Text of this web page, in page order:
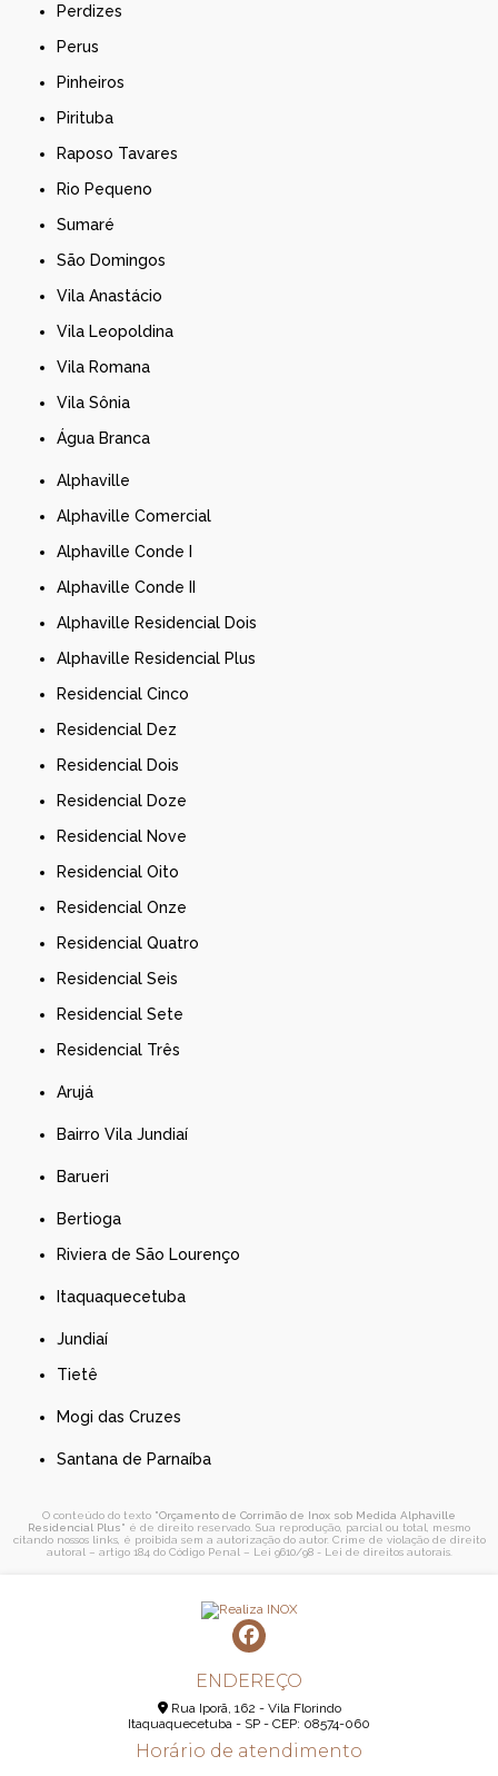
Perdizes
Perus
Pinheiros
Pirituba
Raposo Tavares
Rio Pequeno
Sumaré
São Domingos
Vila Anastácio
Vila Leopoldina
Vila Romana
Vila Sônia
Água Branca
Alphaville
Alphaville Comercial
Alphaville Conde I
Alphaville Conde II
Alphaville Residencial Dois
Alphaville Residencial Plus
Residencial Cinco
Residencial Dez
Residencial Dois
Residencial Doze
Residencial Nove
Residencial Oito
Residencial Onze
Residencial Quatro
Residencial Seis
Residencial Sete
Residencial Três
Arujá
Bairro Vila Jundiaí
Barueri
Bertioga
Riviera de São Lourenço
Itaquaquecetuba
Jundiaí
Tietê
Mogi das Cruzes
Santana de Parnaíba
O conteúdo do texto "Orçamento de Corrimão de Inox sob Medida Alphaville
Residencial Plus" é de direito reservado. Sua reprodução, parcial ou total, mesmo
citando nossos links, é proibida sem a autorização do autor. Crime de violação de direito
autoral – artigo 184 do Código Penal – Lei 9610/98 - Lei de direitos autorais.
ENDEREÇO
Rua Iporã, 162 - Vila Florindo
Itaquaquecetuba - SP - CEP: 08574-060
Horário de atendimento